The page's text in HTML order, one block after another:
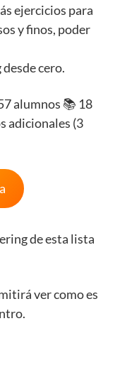
ejercicios para
y finos, poder
cero.
alumnos 📚 18
adicionales (3
de esta lista
ver como es